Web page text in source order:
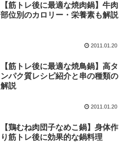
【筋トレ後に最適な焼肉鍋】牛肉
部位別のカロリー・栄養素も解説
2011.01.20
【筋トレ後に最適な焼鳥鍋】高タ
ンパク質レシピ紹介と串の種類の
解説
2011.01.20
【鶏むね肉団子なめこ鍋】身体作
り筋トレ後に効果的な鍋料理